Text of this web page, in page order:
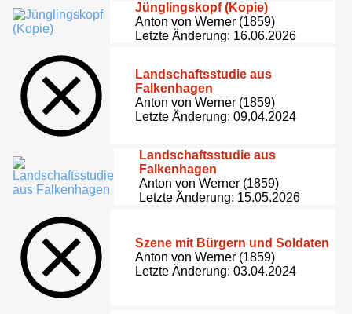
Jünglingskopf (Kopie)
Anton von Werner (1859)
Letzte Änderung: 16.06.2026
Landschaftsstudie aus
Falkenhagen
Anton von Werner (1859)
Letzte Änderung: 09.04.2024
Landschaftsstudie aus
Falkenhagen
Anton von Werner (1859)
Letzte Änderung: 15.05.2026
Szene mit Bürgern und Soldaten
Anton von Werner (1859)
Letzte Änderung: 03.04.2024